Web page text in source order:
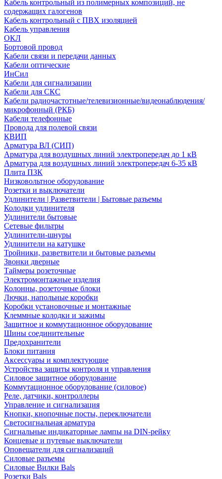
Кабель контрольный из полимерных композиций, не
содержащих галогенов
Кабель контрольный с ПВХ изоляцией
Кабель управления
ОКЛ
Бортовой провод
Кабели связи и передачи данных
Кабели оптические
ИнСил
Кабели для сигнализации
Кабели для СКС
Кабели радиочастотные/телевизионные/видеонаблюдения/
микрофонный (РКБ)
Кабели телефонные
Провода для полевой связи
КВИП
Арматура ВЛ (СИП)
Арматура для воздушных линий электропередач до 1 кВ
Арматура для воздушных линий электропередач 6-35 кВ
Плита ПЗК
Низковольтное оборудование
Розетки и выключатели
Удлинители | Разветвители | Бытовые разъемы
Колодки удлинителя
Удлинители бытовые
Сетевые фильтры
Удлинители-шнуры
Удлинители на катушке
Тройники, разветвители и бытовые разъемы
Звонки дверные
Таймеры розеточные
Электромонтажные изделия
Колонны, розеточные блоки
Лючки, напольные коробки
Коробки установочные и монтажные
Клеммные колодки и зажимы
Защитное и коммутационное оборудование
Шины соединительные
Предохранители
Блоки питания
Аксессуары и комплектующие
Устройства защиты контроля и управления
Силовое защитное оборудование
Коммутационное оборудование (силовое)
Реле, датчики, контроллеры
Управление и сигнализация
Кнопки, кнопочные посты, переключатели
Светосигнальная арматура
Сигнальные индикаторные лампы на DIN-рейку
Концевые и путевые выключатели
Оповещатели для сигнализаций
Силовые разъемы
Силовые Вилки Bals
Розетки Bals